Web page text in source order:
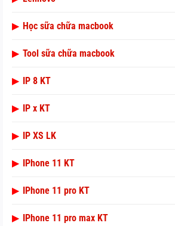
▶ Học sữa chữa macbook
▶ Tool sữa chữa macbook
▶ IP 8 KT
▶ IP x KT
▶ IP XS LK
▶ IPhone 11 KT
▶ IPhone 11 pro KT
▶ IPhone 11 pro max KT